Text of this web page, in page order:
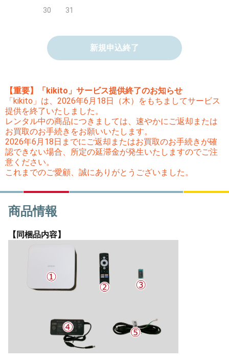
30 31
新規申込終了
【重要】「kikito」サービス提供終了のお知らせ
「kikito」は、2026年6月18日（木）をもちましてサービス
提供を終了いたしました。
レンタル中の商品につきましては、速やかにご返却または
お買取のお手続きをお願いいたします。
2026年6月18日までにご返却またはお買取のお手続きが確
認できない場合、所定の延滞金が発生いたしますのでご注
意ください。
これまでのご愛顧、誠にありがとうございました。
商品情報
【同梱品内容】